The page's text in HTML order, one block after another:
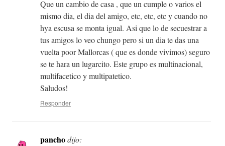
Que un cambio de casa , que un cumple o varios el
mismo dia, el dia del amigo, etc, etc, etc y cuando no
hya escusa se monta igual. Asi que lo de secuestrar a
tus amigos lo veo chungo pero si un dia te das una
vuelta poor Mallorcas ( que es donde vivimos) seguro
se te hara un lugarcito. Este grupo es multinacional,
multifacetico y multipatetico.
Saludos!
Responder
panchodijo: